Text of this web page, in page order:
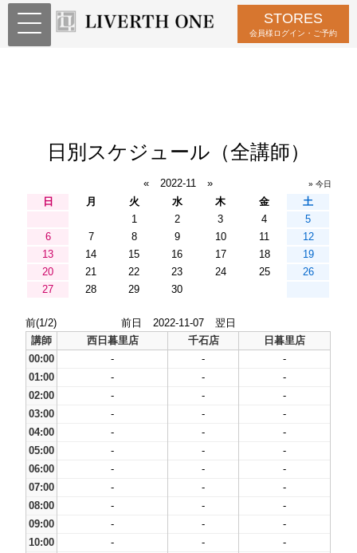
STORES
会員様ログイン・ご予約
日別スケジュール（全講師）
« 2022-11 » » 今日
日 月 火 水 木 金
土
1
2 3 4
5
6
7 8 9 10 11
12
13
14 15 16 17 18
19
20
21 22 23 24 25
26
27
28 29 30
前(1/2) 前日 2022-11-07
翌日
講師
西日暮里店 千石店
日暮里店
00:00
- -
-
01:00
- -
-
02:00
- -
-
03:00
- -
-
04:00
- -
-
05:00
- -
-
06:00
- -
-
07:00
- -
-
08:00
- -
-
09:00
- -
-
10:00
- -
-